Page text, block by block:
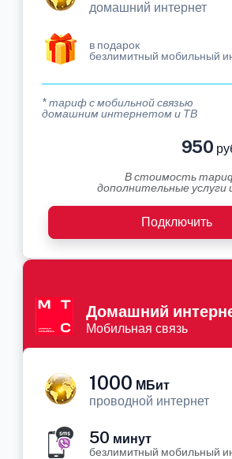
домашний интернет
в подарок
безлимитный мобильный
* тариф с мобильной связью
домашним интернетом и ТВ
950
В стоимость
дополнительные услуги
Подключить
Домашний
Мобильная связь
1000 МБит
проводной интернет
50 минут
безлимитный мобильный